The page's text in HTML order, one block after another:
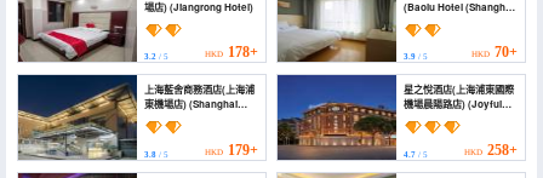
場店) (Jiangrong Hotel)
3.2 / 5 HKD 178+
(Baolu Hotel (Shanghai
Pudong Airport
Branch))
3.9/ 5 HKD 70+
上海藍舍商務酒店(上海浦
東機場店) (Shanghai
Blue House Business
Hotel)
3.8 / 5 HKD 179+
星之悅酒店(上海浦東國際
機場晨陽路店) (Joyful
Star Hotel (Shanghai
Pudong Airport2))
4.7/ 5 HKD 258+